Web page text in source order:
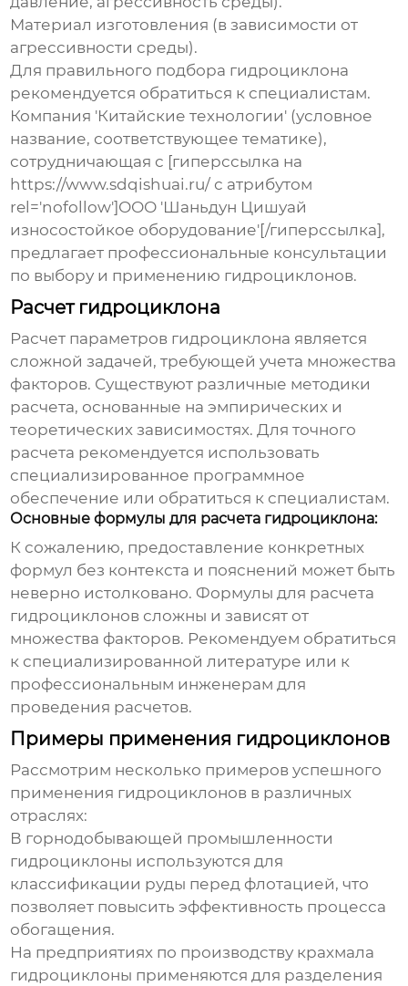
Материал изготовления (в зависимости от
агрессивности среды).
Для правильного подбора гидроциклона
рекомендуется обратиться к специалистам.
Компания 'Китайские технологии' (условное
название, соответствующее тематике),
сотрудничающая с [гиперссылка на
https://www.sdqishuai.ru/ с атрибутом
rel='nofollow']ООО 'Шаньдун Цишуай
износостойкое оборудование'[/гиперссылка],
предлагает профессиональные консультации
по выбору и применению гидроциклонов.
Расчет гидроциклона
Расчет параметров гидроциклона является
сложной задачей, требующей учета множества
факторов. Существуют различные методики
расчета, основанные на эмпирических и
теоретических зависимостях. Для точного
расчета рекомендуется использовать
специализированное программное
обеспечение или обратиться к специалистам.
Основные формулы для расчета гидроциклона:
К сожалению, предоставление конкретных
формул без контекста и пояснений может быть
неверно истолковано. Формулы для расчета
гидроциклонов сложны и зависят от
множества факторов. Рекомендуем обратиться
к специализированной литературе или к
профессиональным инженерам для
проведения расчетов.
Примеры применения гидроциклонов
Рассмотрим несколько примеров успешного
применения гидроциклонов в различных
отраслях:
В горнодобывающей промышленности
гидроциклоны используются для
классификации руды перед флотацией, что
позволяет повысить эффективность процесса
обогащения.
На предприятиях по производству крахмала
гидроциклоны применяются для разделения